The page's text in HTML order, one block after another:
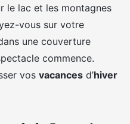
le lac et les montagnes
vous sur votre
une couverture
commence.
vos vacances d’hiver